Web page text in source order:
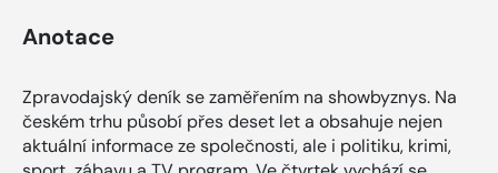
Anotace
Zpravodajský deník se zaměřením na showbyznys. Na
českém trhu působí přes deset let a obsahuje nejen
aktuální informace ze společnosti, ale i politiku, krimi,